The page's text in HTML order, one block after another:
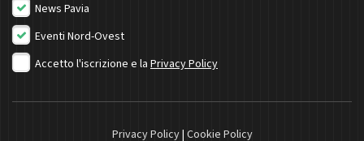
News Pavia
Eventi Nord-Ovest
Accetto l'iscrizione e la Privacy Policy
Privacy Policy| Cookie Policy